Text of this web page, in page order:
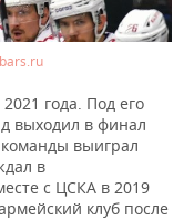
года. Под его
выходил в финал
выиграл
в
с ЦСКА в 2019
клуб после